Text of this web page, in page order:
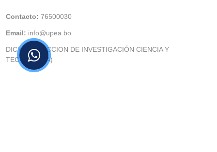
Contacto: 76500030
Email: info@upea.bo
DICYT (DIRECCION DE INVESTIGACIÓN CIENCIA Y
TECNOLOGIA)